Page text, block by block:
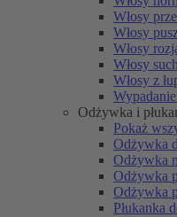
Włosy
Włosy
Włosy
Włosy
Włosy z
Odżywka i
Pokaż
Odżywka
Odżywka
Odżywka
Odżywka
Płukanka